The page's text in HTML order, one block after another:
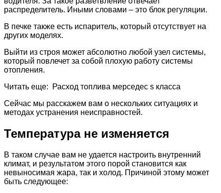
распределитель. Иными словами – это блок регуляции.
В печке также есть испаритель, который отсутствует на
других моделях.
Выйти из строя может абсолютно любой узел системы,
который повлечет за собой плохую работу системы
отопления.
Читать еще: Расход топлива мерседес s класса
Сейчас мы расскажем вам о нескольких ситуациях и
методах устранения неисправностей.
Температура не изменяется
В таком случае вам не удается настроить внутренний
климат, и результатом этого порой становится как
невыносимая жара, так и холод. Причиной этому может
быть следующее: